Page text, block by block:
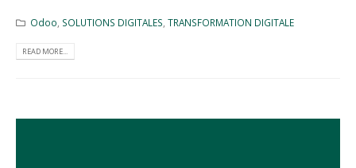
Odoo SOLUTIONS DIGITALES TRANSFORMATION DIGITALE
READ MORE...